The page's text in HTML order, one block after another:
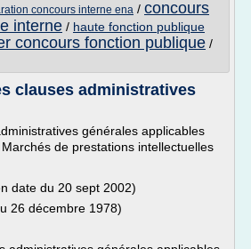
concours interne ena / concours
interne / haute fonction publique
concours fonction publique /
clauses administratives
générales applicables
de prestations intellectuelles
date du 20 sept 2002)
26 décembre 1978)